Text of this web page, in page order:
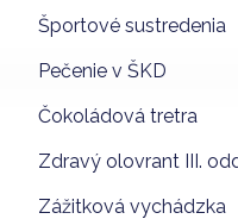
Športové sustredenia
Pečenie v ŠKD
Čokoládová tretra
Zdravý olovrant III.
Zážitková vychádzka